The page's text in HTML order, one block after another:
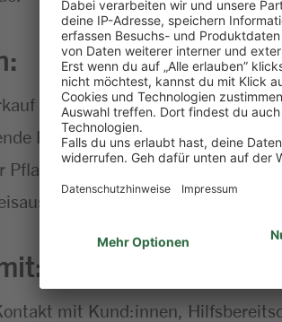
sowie freundliche und
Präsentation des
Pflanzenpflege
mit Kund:innen,